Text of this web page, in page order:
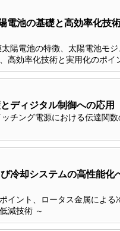
電池の基礎と高効率化
陽電池の特徴、太陽電池モ
高効率化技術と実用化のポイ
ディジタル制御への応
チング電源における伝達関
び冷却システムの高性能
イント、ロータス金属によ
減技術 ～